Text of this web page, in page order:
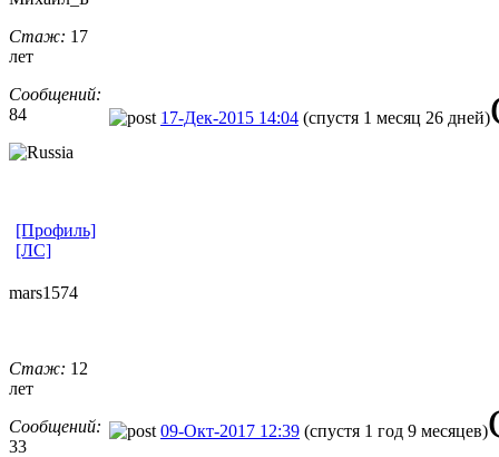
Стаж: 17
лет
Сообщений:
84
17-Дек-2015 14:04 (спустя 1 месяц 26 дней)
[Профиль]
[ЛС]
mars1574
Стаж: 12
лет
Сообщений:
33
09-Окт-2017 12:39 (спустя 1 год 9 месяцев)